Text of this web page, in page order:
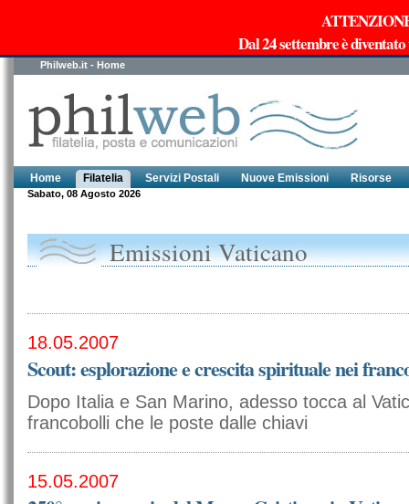
Dal 24 settembre è
Philweb.it - Home
Home Filatelia Servizi Postali Nuove Emissioni Risorse
Sabato, 08 Agosto 2026
Emissioni Vaticano
18.05.2007
Scout: esplorazione e crescita spirituale nei
Dopo Italia e San Marino, adesso tocca al
francobolli che le poste dalle chiavi
15.05.2007